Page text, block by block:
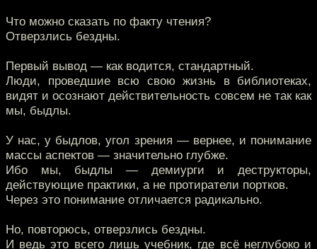
Что можно сказать по факту чтения?
Отверзлись бездны.
Первый вывод — как водится, стандартный.
Люди, проведшие всю свою жизнь в библиотеках,
видят и осознают действительность совсем не так как
мы, быдлы.
У нас, у быдлов, угол зрения — вернее, и понимание
массы аспектов — значительно глубже.
Ибо мы, быдлы — демиурги и деструкторы,
действующие практики, а не протиратели портков.
Через это понимание отличается радикально.
Но, повторюсь, отверзлись бездны.
И ведь это всего лишь учебник, где всё неглубоко и